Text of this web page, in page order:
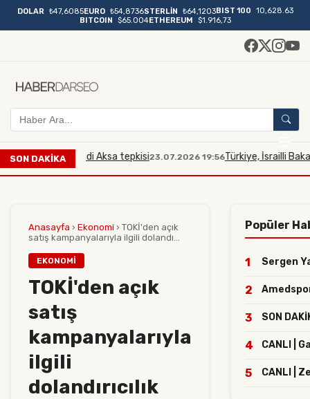
DOLAR ₺47,6085EURO ₺54,8736STERLİN ₺64,1203BIST 100
10,628.63
BITCOIN
$65.004ETHEREUM $1.916,73
SON DAKİKA
Mescidi Aksa tepkisi23.07.2026 19:56Türkiye, İsrailli Bakan'ın
Anasayfa › Ekonomi › TOKİ'den açık
satış kampanyalarıyla ilgili dolandı...
EKONOMI
TOKİ'den açık
satış
kampanyalarıyla
ilgili
dolandırıcılık
Popüler
1 Sergen
2
3 SON
4 CANLI |
5 CANLI |